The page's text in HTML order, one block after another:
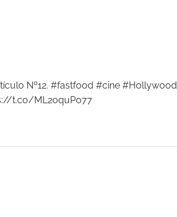
Nº12. #fastfood #cine #Hollywood
t.co/ML2oquPo77